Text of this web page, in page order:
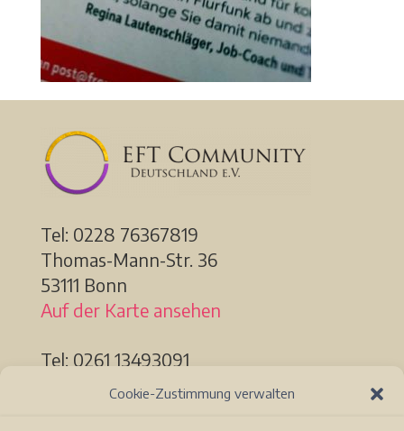
Cookie-Zustimmung verwalten
Tel: 0228 76367819
Thomas-Mann-Str. 36
53111 Bonn
Auf der Karte ansehen
Tel: 0261 13493091
Löhrstr. 91a